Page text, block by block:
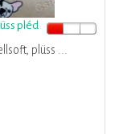
pléd
plüss ...